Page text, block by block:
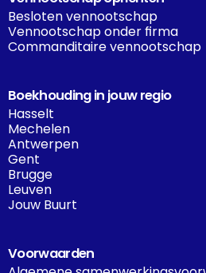
Besloten vennootschap
Vennootschap onder firma
Commanditaire vennootschap
Boekhouding in jouw regio
Hasselt
Mechelen
Antwerpen
Gent
Brugge
Leuven
Jouw Buurt
Voorwaarden